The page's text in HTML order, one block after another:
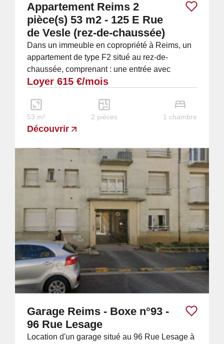
Appartement Reims 2
pièce(s) 53 m2 - 125 E Rue
de Vesle (rez-de-chaussée)
Dans un immeuble en copropriété à Reims, un
appartement de type F2 situé au rez-de-
chaussée, comprenant : une entrée avec
penderie, une cuisine en partie équipée, un
Loyer 615 €/mois
53 m² 2 pièces 1 chambre
Découvrir
Garage Reims - Boxe n°93 -
96 Rue Lesage
Location d'un garage situé au 96 Rue Lesage à